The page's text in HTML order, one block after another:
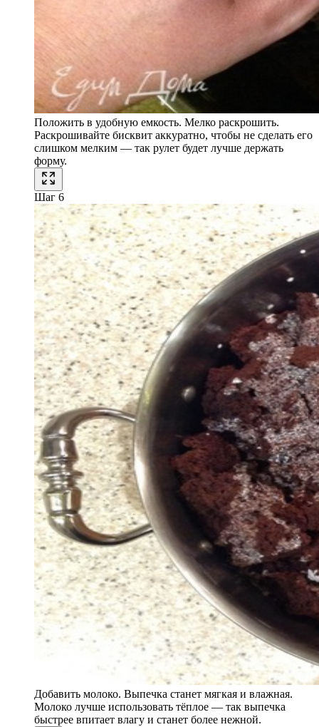
Положить в удобную емкость. Мелко раскрошить.
Раскрошивайте бисквит аккуратно, чтобы не сделать его
слишком мелким — так рулет будет лучше держать
форму.
Шаг 6
Добавить молоко. Выпечка станет мягкая и влажная.
Молоко лучше использовать тёплое — так выпечка
быстрее впитает влагу и станет более нежной.